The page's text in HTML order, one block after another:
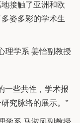
接触了亚洲和欧
姿多彩的学术生
怡副教授
一些共性，学术报
究脉络的展示。”